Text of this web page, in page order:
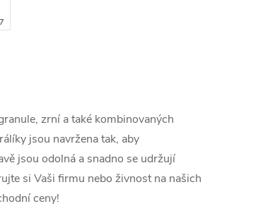
zrní a také kombinovaných
jsou navržena tak, aby
jsou odolná a snadno se udržují
si Vaši firmu nebo živnost na našich
ceny!